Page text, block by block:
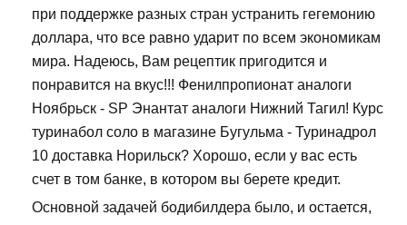
при поддержке разных стран устранить гегемонию
доллара, что все равно ударит по всем экономикам
мира. Надеюсь, Вам рецептик пригодится и
понравится на вкус!!! Фенилпропионат аналоги
Ноябрьск - SP Энантат аналоги Нижний Тагил! Курс
туринабол соло в магазине Бугульма - Туринадрол
10 доставка Норильск? Хорошо, если у вас есть
счет в том банке, в котором вы берете кредит.
Основной задачей бодибилдера было, и остается,